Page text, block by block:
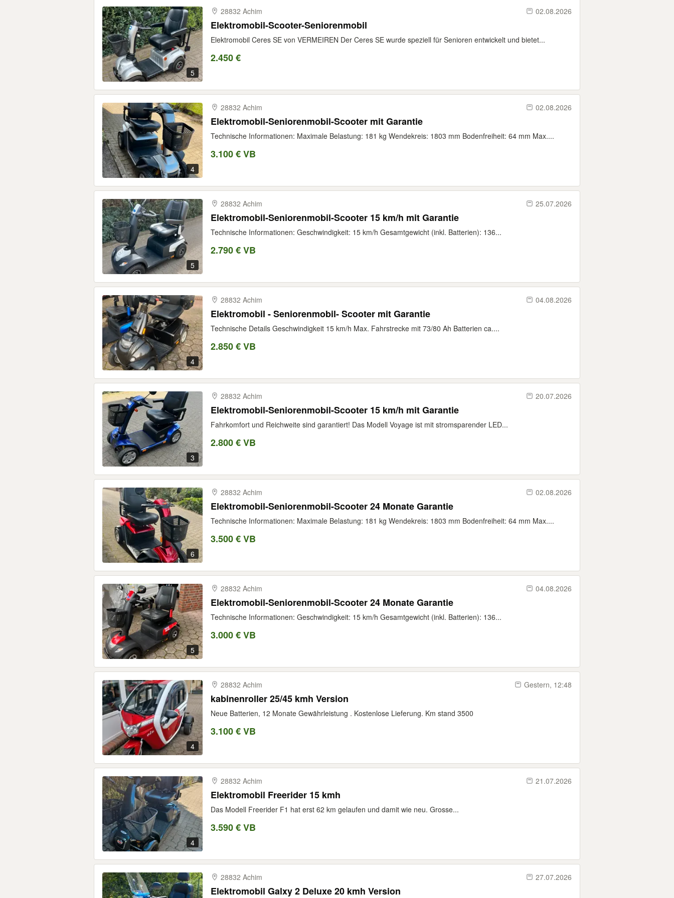
5
28832 Achim 02.08.2026
Elektromobil-Scooter-Seniorenmobil
Elektromobil Ceres SE von VERMEIREN Der Ceres SE wurde speziell für Senioren entwickelt und bietet...
2.450 €
4
28832 Achim 02.08.2026
Elektromobil-Seniorenmobil-Scooter mit Garantie
Technische Informationen: Maximale Belastung: 181 kg Wendekreis: 1803 mm Bodenfreiheit: 64 mm Max....
3.100 € VB
5
28832 Achim 25.07.2026
Elektromobil-Seniorenmobil-Scooter 15 km/h mit Garantie
Technische Informationen: Geschwindigkeit: 15 km/h Gesamtgewicht (inkl. Batterien): 136...
2.790 € VB
4
28832 Achim 04.08.2026
Elektromobil - Seniorenmobil- Scooter mit Garantie
Technische Details Geschwindigkeit 15 km/h Max. Fahrstrecke mit 73/80 Ah Batterien ca....
2.850 € VB
3
28832 Achim 20.07.2026
Elektromobil-Seniorenmobil-Scooter 15 km/h mit Garantie
Fahrkomfort und Reichweite sind garantiert! Das Modell Voyage ist mit stromsparender LED...
2.800 € VB
6
28832 Achim 02.08.2026
Elektromobil-Seniorenmobil-Scooter 24 Monate Garantie
Technische Informationen: Maximale Belastung: 181 kg Wendekreis: 1803 mm Bodenfreiheit: 64 mm Max....
3.500 € VB
5
28832 Achim 04.08.2026
Elektromobil-Seniorenmobil-Scooter 24 Monate Garantie
Technische Informationen: Geschwindigkeit: 15 km/h Gesamtgewicht (inkl. Batterien): 136...
3.000 € VB
4
28832 Achim Gestern, 12:48
kabinenroller 25/45 kmh Version
Neue Batterien, 12 Monate Gewährleistung . Kostenlose Lieferung. Km stand 3500
3.100 € VB
4
28832 Achim 21.07.2026
Elektromobil Freerider 15 kmh
Das Modell Freerider F1 hat erst 62 km gelaufen und damit wie neu. Grosse...
3.590 € VB
28832 Achim 27.07.2026
Elektromobil Galxy 2 Deluxe 20 kmh Version